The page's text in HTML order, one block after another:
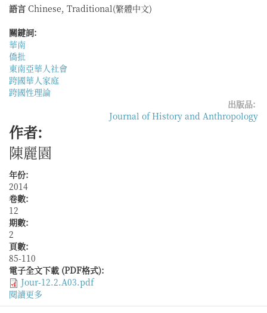
語言 Chinese, Traditional(繁體中文)
關鍵詞:
華南
僑批
東南亞華人社會
跨國華人家庭
跨國性理論
出版品:
Journal of History and Anthropology
作者:
陳麗園
年份:
2014
卷數:
12
期數:
2
頁數:
85-110
電子全文下載 (PDF格式):
Jour-12.2.A03.pdf
閱讀更多
於